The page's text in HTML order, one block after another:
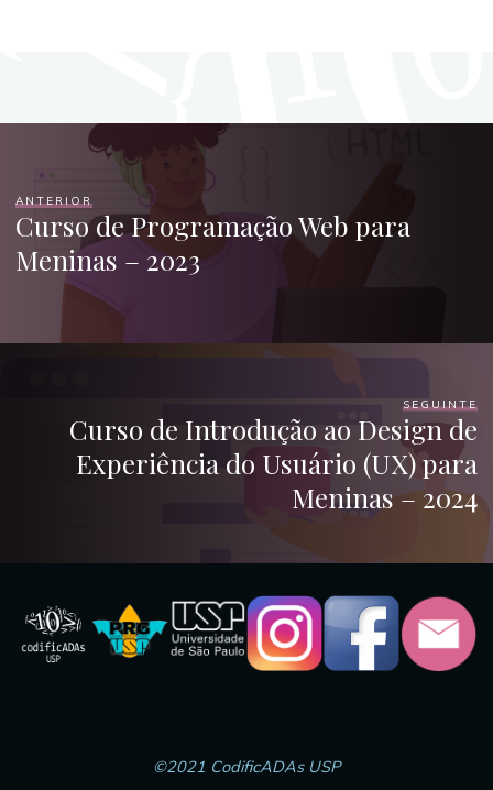
ANTERIOR
Curso de Programação Web para
Meninas – 2023
SEGUINTE
Curso de Introdução ao Design de
Experiência do Usuário (UX) para
Meninas – 2024
©2021 CodificADAs USP